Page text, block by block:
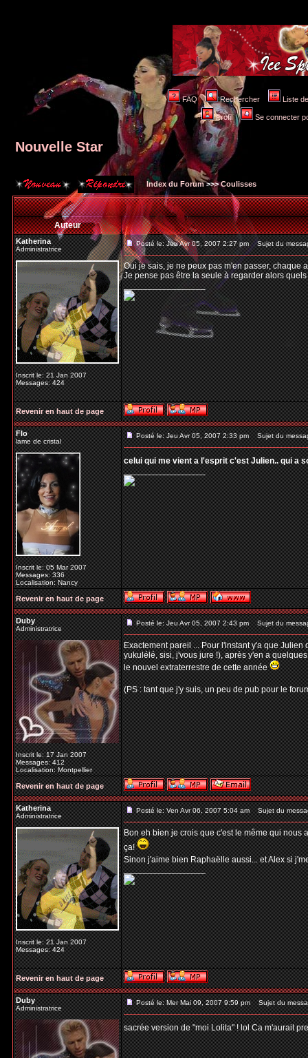
FAQ Rechercher Liste
Profil Se connecter
Nouvelle Star
Index du Forum>>>Coulisses
Auteur
Katherina
Administratrice
Inscrit le: 21 Jan 2007
Messages: 424
Posté le: Jeu Avr 05, 2007 2:27 pm Sujet du
Oui je sais, je ne peux pas m'en passer, chaque
Je pense pas être la seule à regarder alors
_________________
Revenir en haut de page
Flo
lame de cristal
Inscrit le: 05 Mar 2007
Messages: 336
Localisation: Nancy
Posté le: Jeu Avr 05, 2007 2:33 pm Sujet du
celui qui me vient a l'esprit c'est Julien.. qui a
_________________
Revenir en haut de page
Duby
Administratrice
Inscrit le: 17 Jan 2007
Messages: 412
Localisation: Montpellier
Posté le: Jeu Avr 05, 2007 2:43 pm Sujet du
Exactement pareil ... Pour l'instant y'a que
yukulélé, sisi, j'vous jure !), après y'en a
le nouvel extraterrestre de cette année
(PS : tant que j'y suis, un peu de pub pour le
Revenir en haut de page
Katherina
Administratrice
Inscrit le: 21 Jan 2007
Messages: 424
Posté le: Ven Avr 06, 2007 5:04 am Sujet du
Bon eh bien je crois que c'est le même qui nous
ça!
Sinon j'aime bien Raphaëlle aussi... et Alex si
_________________
Revenir en haut de page
Duby
Administratrice
Posté le: Mer Mai 09, 2007 9:59 pm Sujet du
sacrée version de "moi Lolita" ! lol Ca m'aurait